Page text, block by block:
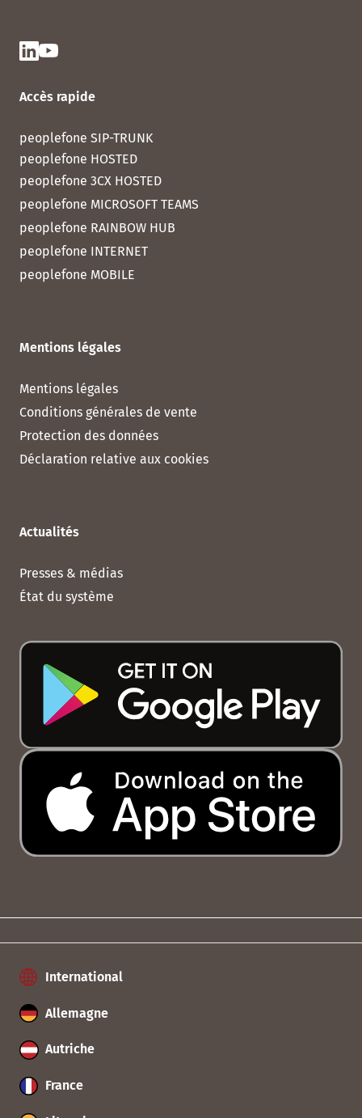
Accès rapide
peoplefone SIP-TRUNK
peoplefone HOSTED
peoplefone 3CX HOSTED
peoplefone MICROSOFT TEAMS
peoplefone RAINBOW HUB
peoplefone INTERNET
peoplefone MOBILE
Mentions légales
Mentions légales
Conditions générales de vente
Protection des données
Déclaration relative aux cookies
Actualités
Presses & médias
État du système
International
Allemagne
Autriche
France